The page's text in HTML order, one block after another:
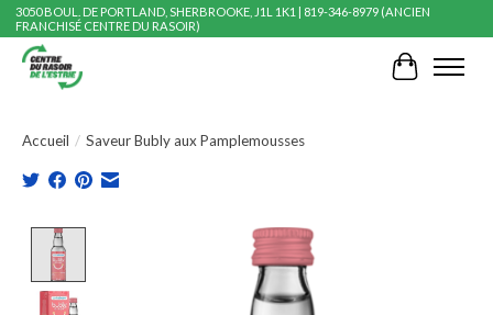
3050 BOUL. DE PORTLAND, SHERBROOKE, J1L 1K1 | 819-346-8979 (ANCIEN
FRANCHISÉ CENTRE DU RASOIR)
Panier
Accueil / Saveur Bubly aux Pamplemousses
Product image slideshow Items